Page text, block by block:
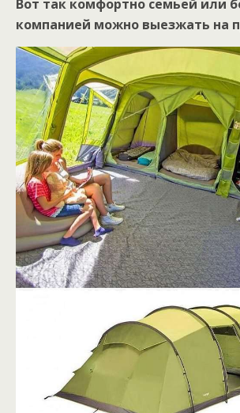
Вот так комфортно семьей или
компанией можно выезжать на